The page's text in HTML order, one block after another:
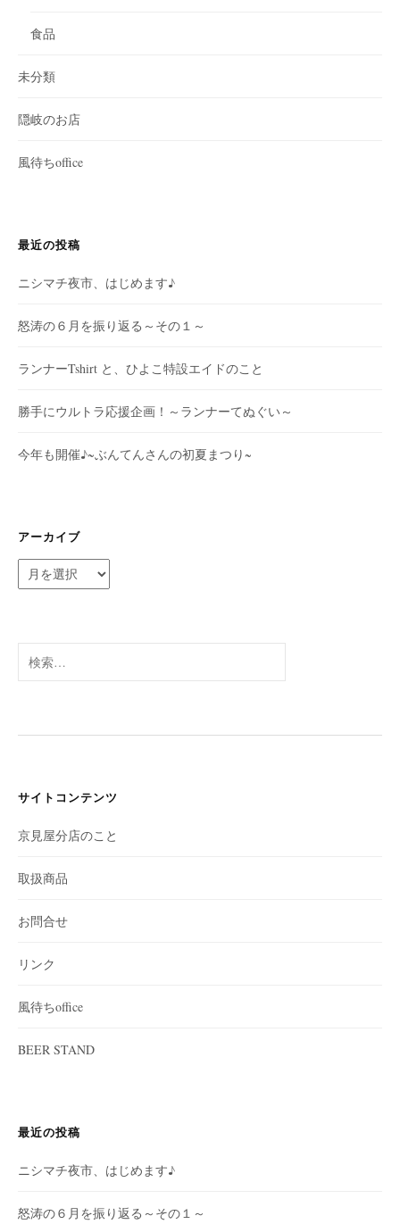
食品
未分類
隠岐のお店
風待ちoffice
最近の投稿
ニシマチ夜市、はじめます♪
怒涛の６月を振り返る～その１～
ランナーTshirt と、ひよこ特設エイドのこと
勝手にウルトラ応援企画！～ランナーてぬぐい～
今年も開催♪~ぶんてんさんの初夏まつり~
アーカイブ
ー
ブ
索:
サイトコンテンツ
京見屋分店のこと
取扱商品
お問合せ
リンク
風待ちoffice
BEER STAND
最近の投稿
ニシマチ夜市、はじめます♪
怒涛の６月を振り返る～その１～